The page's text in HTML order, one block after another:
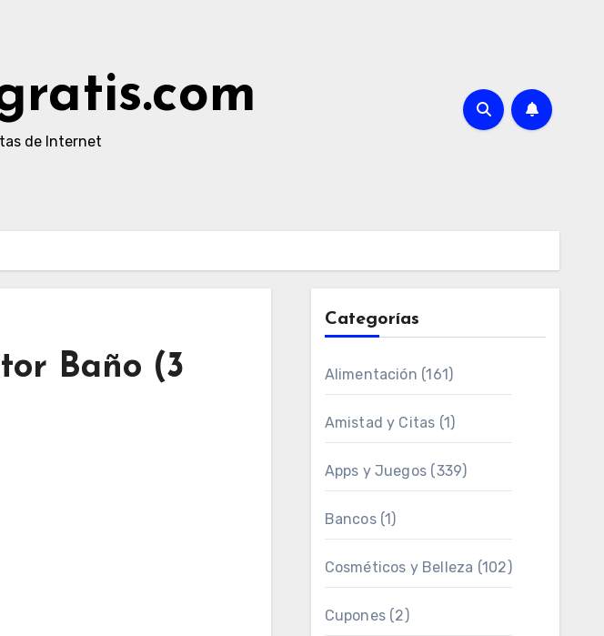
de Internet
Baño (3
Categorías
Alimentación (161)
Amistad y Citas (1)
Apps y Juegos (339)
Bancos(1)
Cosméticos y Belleza (102)
Cupones(2)